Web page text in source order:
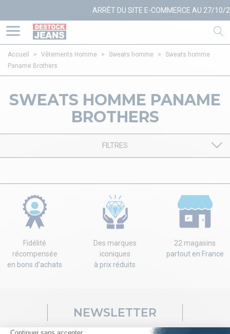
ARRÊT DU SITE E-COMMERCE AU 27/10/
Accueil > Vêtements Homme > Sweats homme >
Sweats homme
Paname Brothers
SWEATS HOMME PANAME
BROTHERS
FILTRES
Fidélité
récompensée
en bons d'achats
Des marques
iconiques
à prix réduits
22 magasins
partout en France
NEWSLETTER